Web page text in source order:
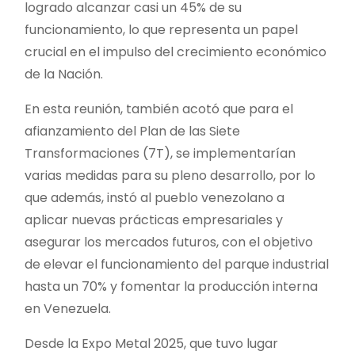
logrado alcanzar casi un 45% de su
funcionamiento, lo que representa un papel
crucial en el impulso del crecimiento económico
de la Nación.
En esta reunión, también acotó que para el
afianzamiento del Plan de las Siete
Transformaciones (7T), se implementarían
varias medidas para su pleno desarrollo, por lo
que además, instó al pueblo venezolano a
aplicar nuevas prácticas empresariales y
asegurar los mercados futuros, con el objetivo
de elevar el funcionamiento del parque industrial
hasta un 70% y fomentar la producción interna
en Venezuela.
Desde la Expo Metal 2025, que tuvo lugar